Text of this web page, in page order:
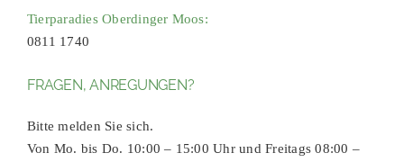
Tierparadies Oberdinger Moos:
0811 1740
FRAGEN, ANREGUNGEN?
Bitte melden Sie sich.
Von Mo. bis Do. 10:00 – 15:00 Uhr und Freitags 08:00 –